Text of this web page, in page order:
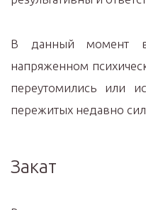
В данный момент
напряженном
переутомились или
пережитых недавно
Закат